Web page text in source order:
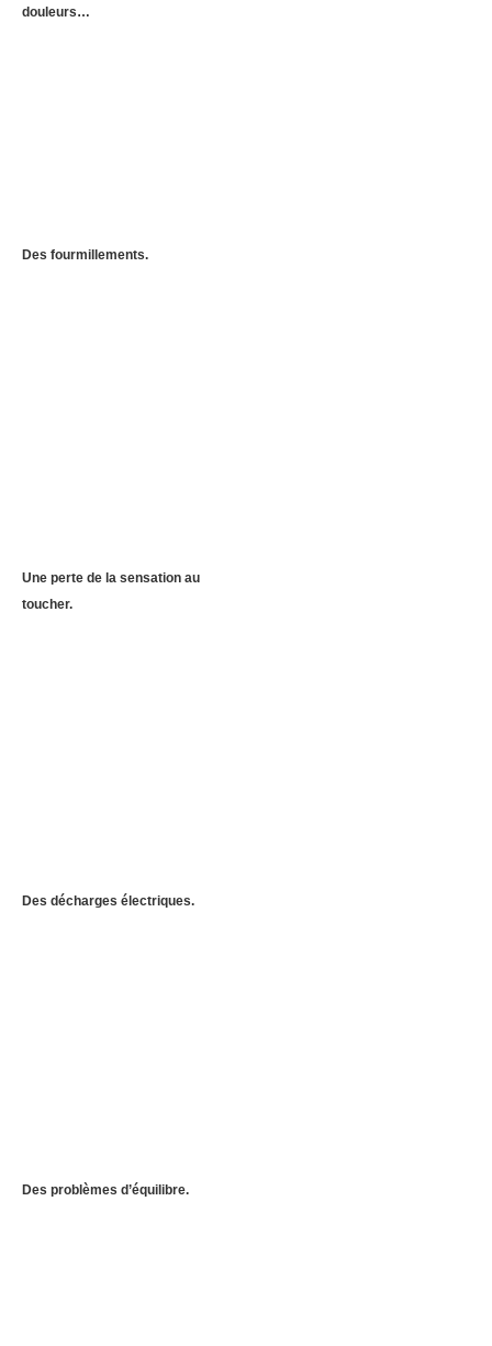
douleurs…
Des fourmillements.
Une perte de la sensation au
toucher.
Des décharges électriques.
Des problèmes d’équilibre.